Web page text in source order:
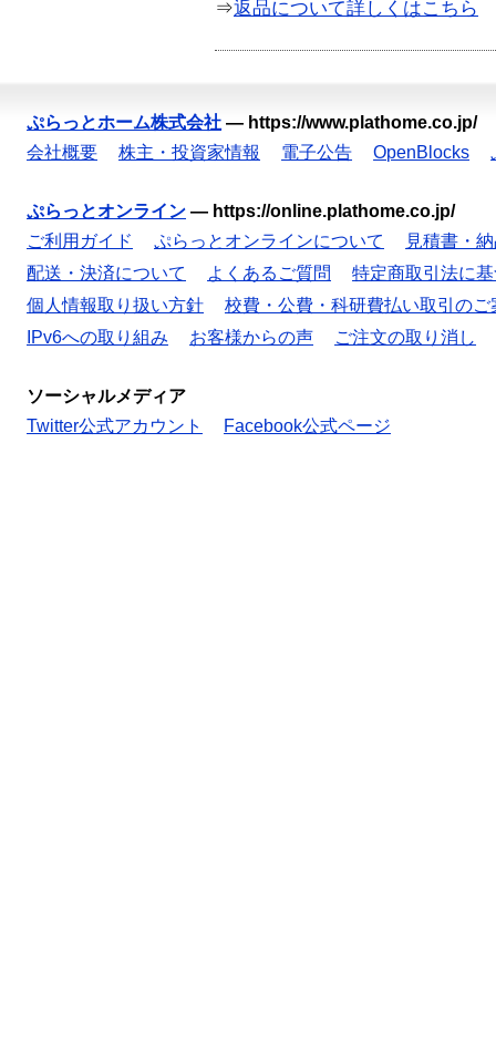
⇒返品について詳しくはこちら
ぷらっとホーム株式会社 — https://www.plathome.co.jp/
会社概要
株主・投資家情報 電子公告 OpenBlocks
ぷらっとオンライン — https://online.plathome.co.jp/
ご利用ガイド
ぷらっとオンラインについて
見積書・
配送・決済について
よくあるご質問
特定商取引法に
個人情報取り扱い方針
校費・公費・科研費払い取引のご
IPv6への取り組み
お客様からの声 ご注文の取り消し
ソーシャルメディア
Twitter公式アカウント
Facebook公式ページ